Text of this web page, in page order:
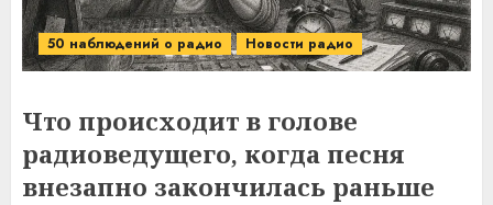
50 наблюдений о радио Новости радио
Что происходит в голове
радиоведущего, когда песня
внезапно закончилась раньше